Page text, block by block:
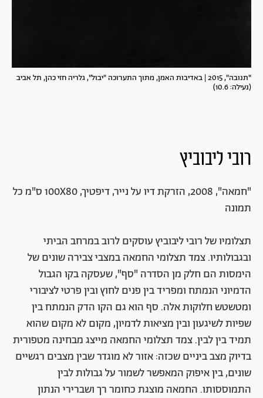
"תנובה", 2015 | באדיבות האמן, מתוך התערוכה "יבול", גלריה חזי כהן, תל אביב
(נעילה: 10.6)
רובי ליבוביץ
"חמאה", 2008, הזרקת דיו על נייר, דיפטיך, 100X80 ס"מ כל
תמונה